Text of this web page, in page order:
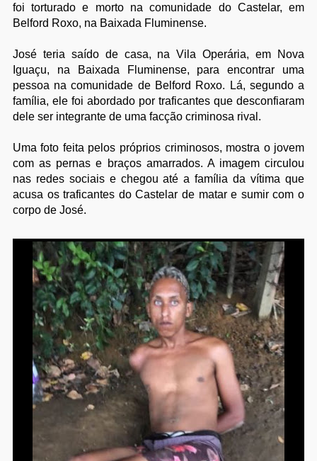
foi torturado e morto na comunidade do Castelar, em
Belford Roxo, na Baixada Fluminense.
José teria saído de casa, na Vila Operária, em Nova
Iguaçu, na Baixada Fluminense, para encontrar uma
pessoa na comunidade de Belford Roxo. Lá, segundo a
família, ele foi abordado por traficantes que desconfiaram
dele ser integrante de uma facção criminosa rival.
Uma foto feita pelos próprios criminosos, mostra o jovem
com as pernas e braços amarrados. A imagem circulou
nas redes sociais e chegou até a família da vítima que
acusa os traficantes do Castelar de matar e sumir com o
corpo de José.